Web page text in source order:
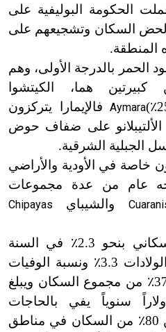
الحكومة البوليفية على
لحض السكان وتشجيعهم على
المنطقة.
الحمر بالدرجة الأولى، وهم
هما، الكيتشوا
٪)
Aymara فالإيمارا يتركزون
على ضفاف حوض
الجبلية الشرقية.
خاصة في الأودية والأراضي
عام من عدة مجموعات
والشيباي Chipayas
بنحو 2.3
٪ في السنة
٪ ونسبة الوفيات
٪ من مجموع السكان ويبلغ
الفردي 1010 دولاراً سنوياً يفي بالحاجات
٪ من السكان في مناطق